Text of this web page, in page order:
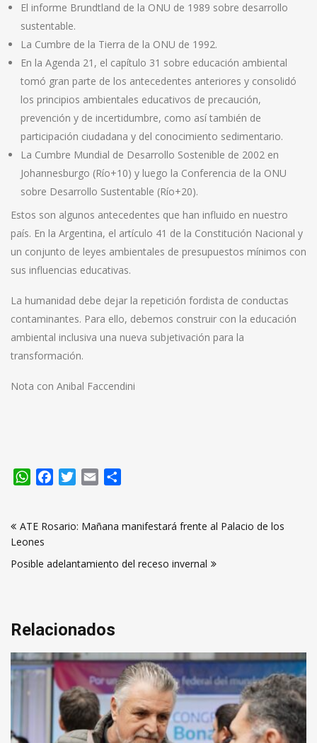
El informe Brundtland de la ONU de 1989 sobre desarrollo
sustentable.
La Cumbre de la Tierra de la ONU de 1992.
En la Agenda 21, el capítulo 31 sobre educación ambiental
tomó gran parte de los antecedentes anteriores y consolidó
los principios ambientales educativos de precaución,
prevención y de incertidumbre, como así también de
participación ciudadana y del conocimiento sedimentario.
La Cumbre Mundial de Desarrollo Sostenible de 2002 en
Johannesburgo (Río+10) y luego la Conferencia de la ONU
sobre Desarrollo Sustentable (Río+20).
Estos son algunos antecedentes que han influido en nuestro
país. En la Argentina, el artículo 41 de la Constitución Nacional y
un conjunto de leyes ambientales de presupuestos mínimos con
sus influencias educativas.
La humanidad debe dejar la repetición fordista de conductas
contaminantes. Para ello, debemos construir con la educación
ambiental inclusiva una nueva subjetivación para la
transformación.
Nota con Anibal Faccendini
WhatsApp
FacebookTwitter
Email
de
entradas
ATE Rosario: Mañana manifestará frente al Palacio de los
Leones
Posible adelantamiento del receso invernal
Relacionados